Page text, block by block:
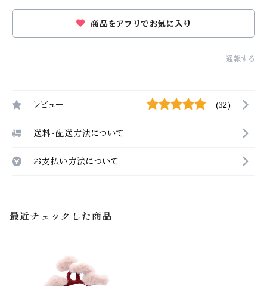
商品をアプリでお気に入り
通報する
レビュー (32)
送料・配送方法について
お支払い方法について
最近チェックした商品